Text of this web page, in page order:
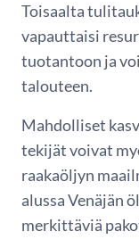
Toisaalta
vapauttaisi
tuotantoon ja
talouteen.
Mahdolliset
tekijät voivat
raakaöljyn
alussa Venäjän
merkittäviä